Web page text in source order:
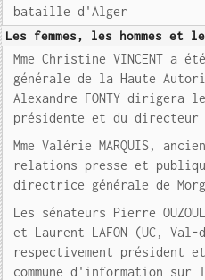
bataille d'Alger
Les femmes, les hommes et
Mme Christine VINCENT a
générale de la Haute
Alexandre FONTY dirigera
présidente et du
Mme Valérie MARQUIS,
relations presse et
directrice générale de
Les sénateurs Pierre
et Laurent LAFON (UC,
respectivement président
commune d'information